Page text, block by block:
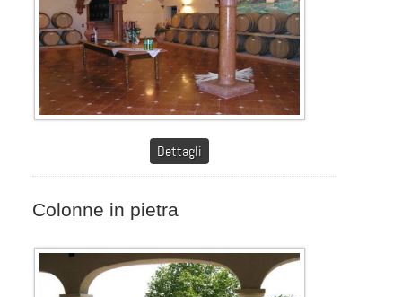
Dettagli
Colonne in pietra